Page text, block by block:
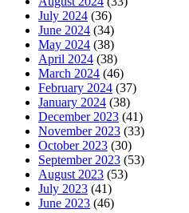
July 2024 (36)
June 2024 (34)
May 2024 (38)
April 2024 (38)
March 2024 (46)
February 2024 (37)
January 2024 (38)
December 2023 (41)
November 2023 (33)
October 2023 (30)
September 2023 (53)
August 2023 (53)
July 2023 (41)
June 2023 (46)